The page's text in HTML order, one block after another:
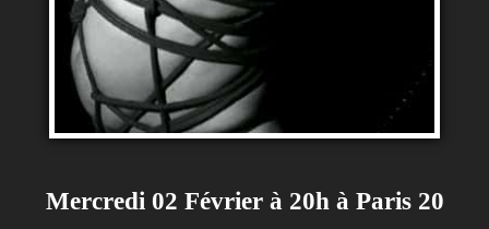
Mercredi 02 Février à 20h à Paris 20